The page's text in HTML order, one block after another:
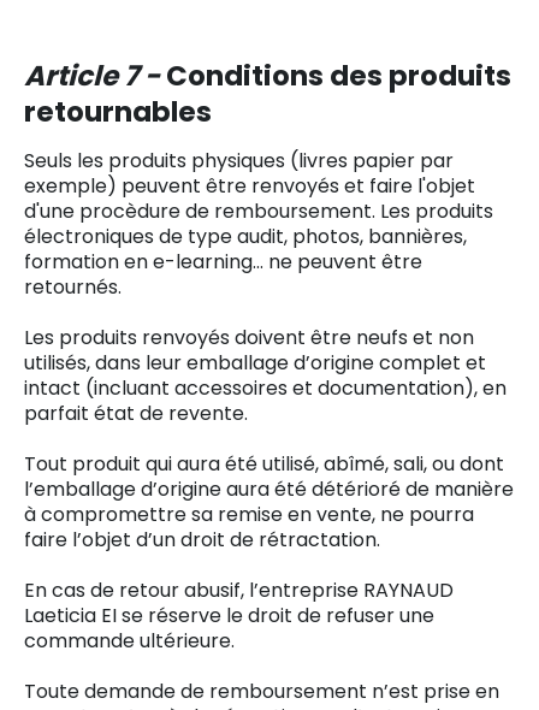
Article 7 -Conditions des produits
retournables
Seuls les produits physiques (livres papier par
exemple) peuvent être renvoyés et faire l'objet
d'une procèdure de remboursement. Les produits
électroniques de type audit, photos, bannières,
formation en e-learning... ne peuvent être
retournés.
Les produits renvoyés doivent être neufs et non
utilisés, dans leur emballage d’origine complet et
intact (incluant accessoires et documentation), en
parfait état de revente.
Tout produit qui aura été utilisé, abîmé, sali, ou dont
l’emballage d’origine aura été détérioré de manière
à compromettre sa remise en vente, ne pourra
faire l’objet d’un droit de rétractation.
En cas de retour abusif, l’entreprise RAYNAUD
Laeticia EI se réserve le droit de refuser une
commande ultérieure.
Toute demande de remboursement n’est prise en